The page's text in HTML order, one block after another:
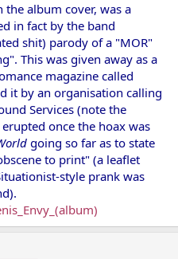
album cover, was a
in fact by the band
shit) parody of a "MOR"
This was given away as a
magazine called
it by an organisation calling
Services (note the
once the hoax was
going so far as to state
to print" (a leaflet
style prank was